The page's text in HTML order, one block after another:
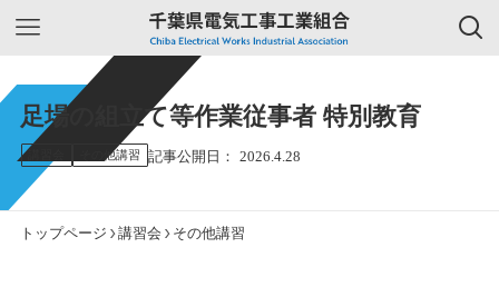
足場の組立て等作業従事者 特別教育
その他講習 2026.4.28
トップページ 講習会 その他講習